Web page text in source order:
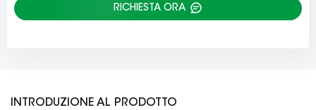
RICHIESTA ORA
INTRODUZIONE AL PRODOTTO